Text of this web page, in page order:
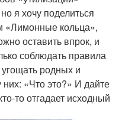
я хочу поделиться
«Лимонные кольца»,
оставить впрок, и
соблюдать правила
родных и
них: «Что это?» И дайте
то отгадает исходный